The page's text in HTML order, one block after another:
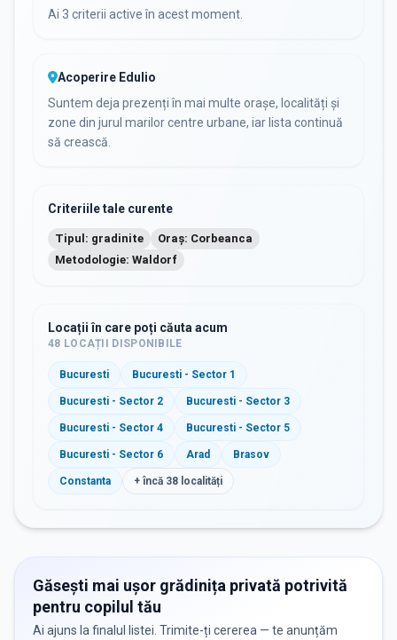
Ai 3 criterii active în acest moment.
Acoperire Edulio
Suntem deja prezenți în mai multe orașe, localități și
zone din jurul marilor centre urbane, iar lista continuă
să crească.
Criteriile tale curente
Tipul: gradinite
Oraș: Corbeanca
Metodologie: Waldorf
Locații în care poți căuta acum
48 LOCAȚII DISPONIBILE
Bucuresti Bucuresti - Sector 1
Bucuresti - Sector 2 Bucuresti - Sector 3
Bucuresti - Sector 4 Bucuresti - Sector 5
Bucuresti - Sector 6 Arad Brasov
Constanta + încă 38 localități
Găsești mai ușor grădinița privată potrivită
pentru copilul tău
Ai ajuns la finalul listei. Trimite-ți cererea — te anunțăm